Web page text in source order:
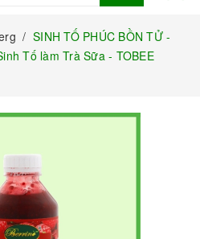
/ SINH TỐ PHÚC BỒN TỬ -
Tố làm Trà Sữa - TOBEE